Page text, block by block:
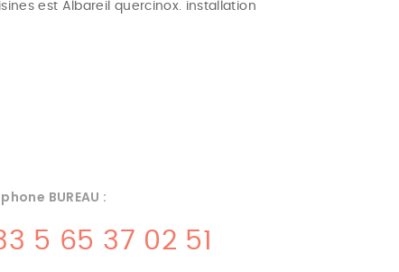
est Albareil quercinox. installation
BUREAU :
5 65 37 02 51